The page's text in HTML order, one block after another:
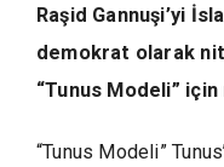
Raşid Gannuşi’yi
demokrat olarak
“Tunus Modeli”
“Tunus Modeli”